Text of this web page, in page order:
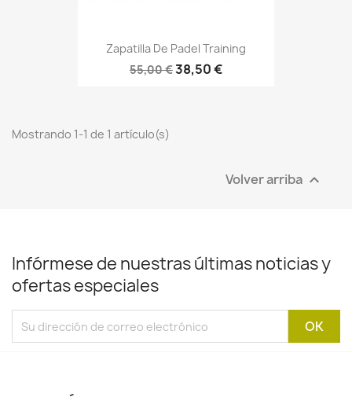
Zapatilla De Padel Training
55,00 €38,50 €
Mostrando 1-1 de 1 artículo(s)
Volver arriba 
Infórmese de nuestras últimas noticias y
ofertas especiales